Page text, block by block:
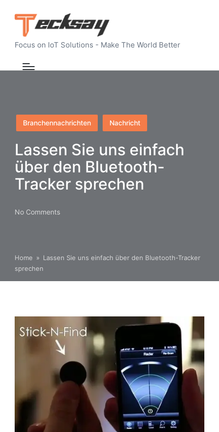
Focus on IoT Solutions - Make The World Better
Posted
in
Branchennachrichten Nachricht
Lassen Sie uns einfach
über den Bluetooth-
Tracker sprechen
No Comments
Home » Lassen Sie uns einfach über den Bluetooth-Tracker
sprechen